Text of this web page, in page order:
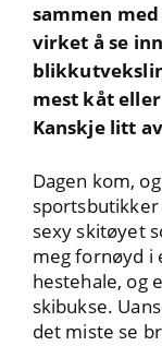
sammen
virket å se
mest kåt
Kanskje litt
Dagen kom,
sexy skitøyet
meg fornøyd i
hestehale, og
skibukse.
det miste se